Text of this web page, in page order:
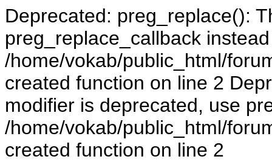
Deprecated: preg_replace():
preg_replace_callback
/home/vokab/public_html/
created function on line 2
modifier is deprecated, use
/home/vokab/public_html/
created function on line 2